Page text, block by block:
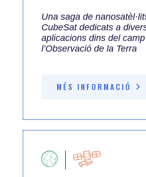
Una saga de
CubeSat dedicats a
aplicacions dins del
l’Observació de la Terra
MÉS INFORMACIÓ